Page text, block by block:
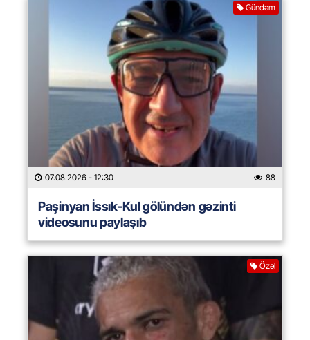
Gündəm
07.08.2026 - 12:30 88
Paşinyan İssık-Kul gölündən gəzinti
videosunu paylaşıb
Özəl